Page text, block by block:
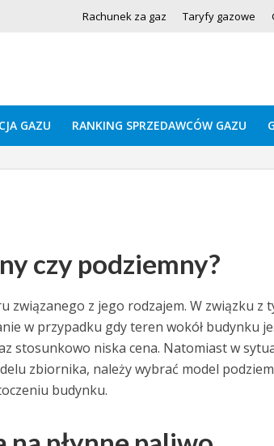
Rachunek za gaz Taryfy gazowe
GAZU RANKING SPRZEDAWCÓW GAZU
czy podziemny?
związanego z jego rodzajem. W związku z
w przypadku gdy teren wokół budynku
stosunkowo niska cena. Natomiast w
zbiornika, należy wybrać model
budynku.